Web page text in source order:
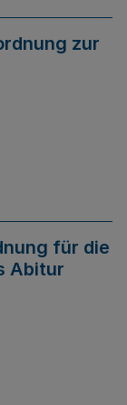
zur
für die
Abitur